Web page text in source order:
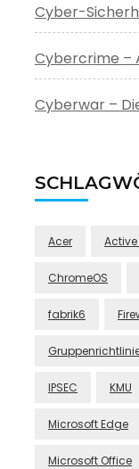
Cyber-
Cybercrime –
Cyberwar –
Acer
ChromeOS
fabrik6
IPSEC KMU
Microsoft Edge
Microsoft Office